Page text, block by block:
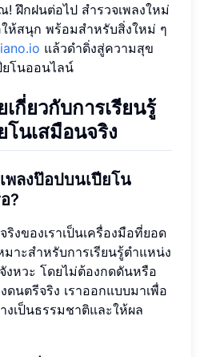
ฝึกฝนต่อไป สำรวจเพลงใหม่
ห้สนุก พร้อมสำหรับสิ่งใหม่ ๆ
แล้วดำดิ่งสู่ความสุข
ยโนออนไลน์
กี่ยวกับการเรียนรู้
โนเสมือนจริง
พลงป๊อปบนเปียโน
?
งของเราเป็นเครื่องมือที่ยอด
มาะสำหรับการเรียนรู้ตำแหน่ง
งหวะ โดยไม่ต้องกดดันหรือ
ดนตรีจริง เราออกแบบมาเพื่อ
งเป็นธรรมชาติและให้ผล